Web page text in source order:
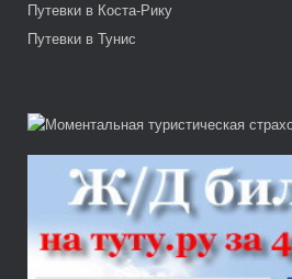
Путевки в Коста-Рику
Путевки в Тунис